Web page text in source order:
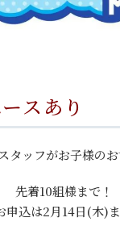
スあり
タッフがお子様のお
先着10組様まで！
申込は2月14日(木)